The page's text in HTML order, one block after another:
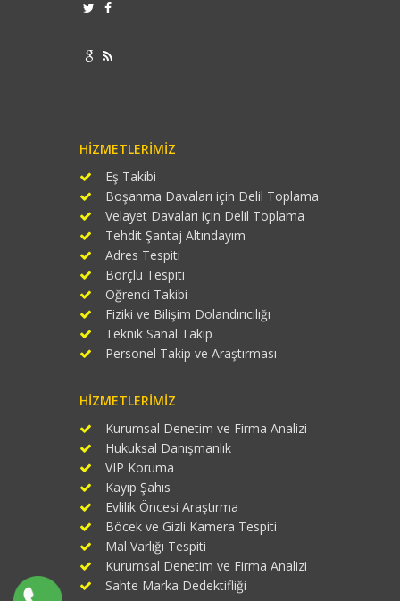
HIZMETLERIMIZ
Eş Takibi
Boşanma Davaları için Delil Toplama
Velayet Davaları için Delil Toplama
Tehdit Şantaj Altındayım
Adres Tespiti
Borçlu Tespiti
Öğrenci Takibi
Fiziki ve Bilişim Dolandırıcılığı
Teknik Sanal Takip
Personel Takip ve Araştırması
HIZMETLERIMIZ
Kurumsal Denetim ve Firma Analizi
Hukuksal Danışmanlık
VIP Koruma
Kayıp Şahıs
Evlilik Öncesi Araştırma
Böcek ve Gizli Kamera Tespiti
Mal Varlığı Tespiti
Kurumsal Denetim ve Firma Analizi
Sahte Marka Dedektifliği